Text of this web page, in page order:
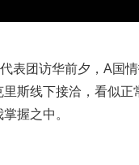
团访华前夕，A国情
斯线下接洽，看似
握之中。